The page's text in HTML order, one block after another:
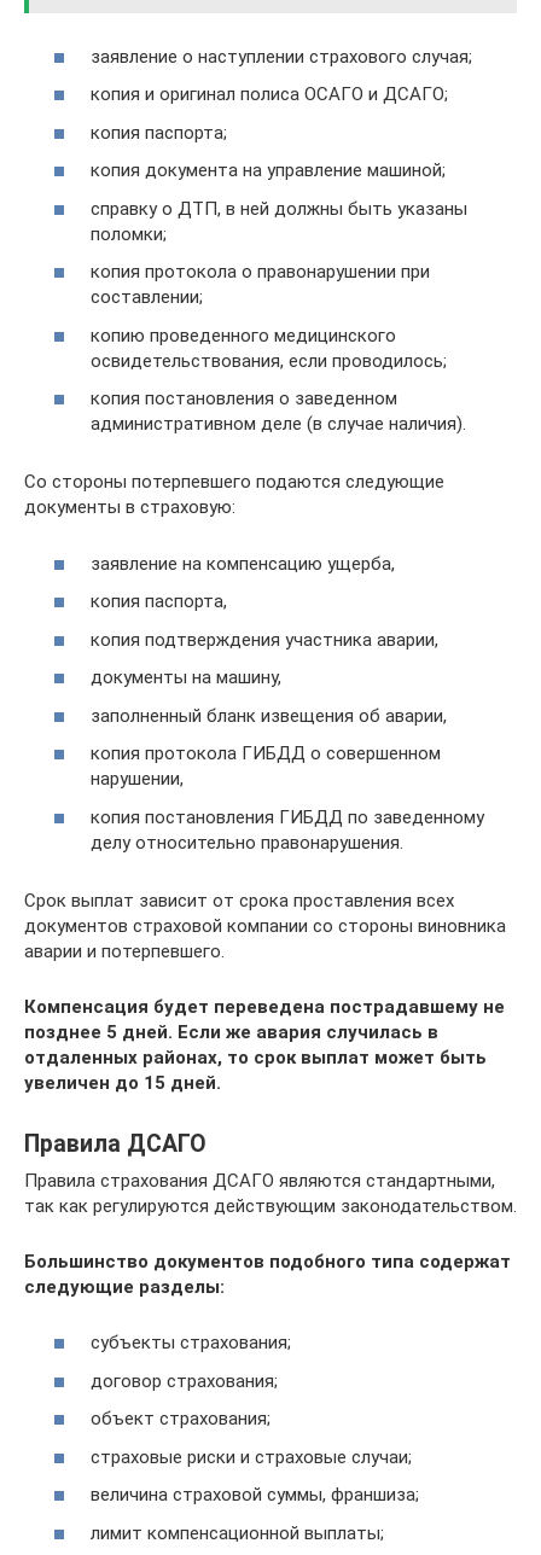
заявление о наступлении страхового случая;
копия и оригинал полиса ОСАГО и ДСАГО;
копия паспорта;
копия документа на управление машиной;
справку о ДТП, в ней должны быть указаны
поломки;
копия протокола о правонарушении при
составлении;
копию проведенного медицинского
освидетельствования, если проводилось;
копия постановления о заведенном
административном деле (в случае наличия).
Со стороны потерпевшего подаются следующие
документы в страховую:
заявление на компенсацию ущерба,
копия паспорта,
копия подтверждения участника аварии,
документы на машину,
заполненный бланк извещения об аварии,
копия протокола ГИБДД о совершенном
нарушении,
копия постановления ГИБДД по заведенному
делу относительно правонарушения.
Срок выплат зависит от срока проставления всех
документов страховой компании со стороны виновника
аварии и потерпевшего.
Компенсация будет переведена пострадавшему не
позднее 5 дней. Если же авария случилась в
отдаленных районах, то срок выплат может быть
увеличен до 15 дней.
Правила ДСАГО
Правила страхования ДСАГО являются стандартными,
так как регулируются действующим законодательством.
Большинство документов подобного типа содержат
следующие разделы:
субъекты страхования;
договор страхования;
объект страхования;
страховые риски и страховые случаи;
величина страховой суммы, франшиза;
лимит компенсационной выплаты;